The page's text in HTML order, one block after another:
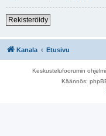
Rekisteröidy
Kanala Etusivu
Keskustelufoorumin
Käännös: